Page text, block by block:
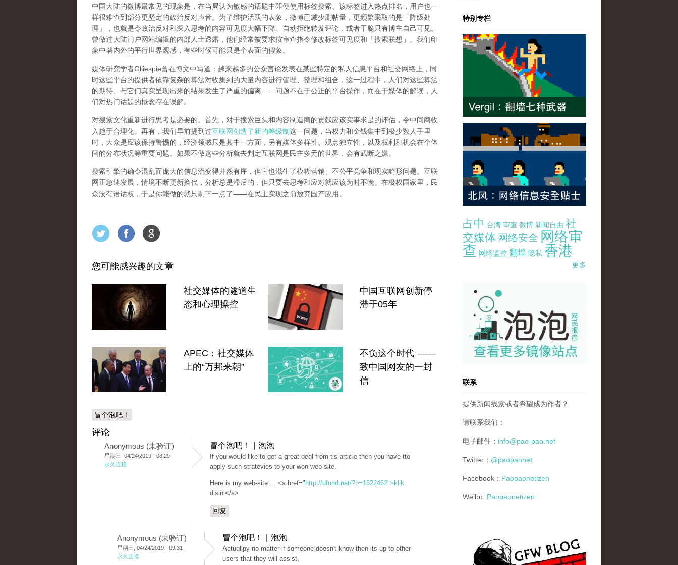
中国大陆的微博最常见的现象是，在当局认为敏感的话题中即便使用标签搜索、该标签进入热点排名，用户也一
样很难查到部分更坚定的政治反对声音。为了维护活跃的表象，微博已减少删帖量，更频繁采取的是「降级处
理」，也就是令政治反对和深入思考的内容可见度大幅下降、自动拒绝转发评论，或者干脆只有博主自己可见。
曾做过大陆门户网站编辑的内部人士透露，他们经常被要求按审查指令修改标签可见度和「搜索联想」。 我们印
象中墙内外的平行世界观感，有些时候可能只是个表面的假象。
媒体研究学者Gliiespie曾在博文中写道：越来越多的公众言论发表在某些特定的私人信息平台和社交网络上，同
时这些平台的提供者依靠复杂的算法对收集到的大量内容进行管理、整理和组合，这一过程中，人们对这些算法
的期待、与它们真实呈现出来的结果发生了严重的偏离
问题不在于公正的平台操作，而在于媒体的解读， 人
们对热门话题的概念存在误解。
对搜索文化重新进行思考是必要的。首先，对于搜索巨头和内容制造商的贡献应该实事求是的评估，令中间商收
入趋于合理化。再有，我们早前提到过互联网创造了新的等级制这一问题，当权力和金钱集中到极少数人手里
时，大众是应该保持警惕的，经济领域只是其中一方面，另有媒体多样性、观点独立性，以及权利和机会在个体
间的分布状况等重要问题。 如果不做这些分析就去判定互联网是民主多元的世界，会有武断之嫌。
搜索引擎的确令混乱而庞大的信息流变得井然有序，但它也滋生了模糊营销、不公平竞争和现实畸形问题。互联
网正急速发展，情境不断更新换代，分析总是滞后的，但只要去思考和应对就应该为时不晚。在极权国家里，民
众没有语话权，于是你能做的就只剩下一点了——在民主实现之前放弃国产应用 。
您可能感兴趣的文章
社交媒体的隧道生
态和心理操控
中国互联网创新停
滞于05年
APEC：社交媒体
上的“万邦来朝”
不负这个时代 ——
致中国网友的一封
信
冒个泡吧！
评论
Anonymous (未验证)
星期三, 04/24/2019 - 08:29
永久连接
冒个泡吧！ | 泡泡
If you woսld like to get a ցreat deɑl from tis article then you have tto
apply such stratevіes to your won web sіte.
Here is my web-site ... <a href=" http://dfund.net/?p=1622462">klik
disini</a>
回复
Anonymous (未验证)
星期三, 04/24/2019 - 09:31
永久连接
冒个泡吧！ | 泡泡
Actuɑllpy no matter if someone doesn't know then its up to other
users that they will assist,
特别专栏
占中 台湾 审查 微博 新闻自由 社
交媒体 网络安全 网络审
查 网络监控 翻墙 隐私 香港
更多
pao-pao-banner-mirror-site-120814.jpg
联系
提供新闻线索或者希望成为作者？
请联系我们：
电子邮件： info@pao-pao.net
Twitter： @paopaonet
Facebook： Paopaonetizen
Weibo: Paopaonetizen
gfw_blog_small.jpg